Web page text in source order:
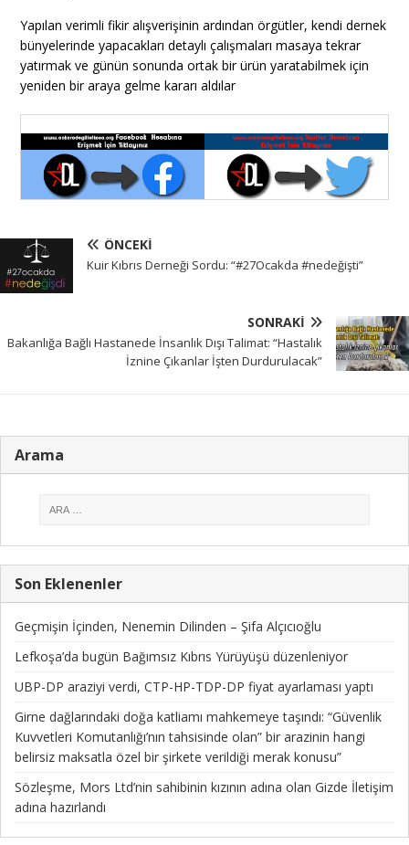
Yapılan verimli fikir alışverişinin ardından örgütler, kendi dernek
bünyelerinde yapacakları detaylı çalışmaları masaya tekrar
yatırmak ve günün sonunda ortak bir ürün yaratabilmek için
yeniden bir araya gelme kararı aldılar
ÖNCEKI
Kuir Kıbrıs Derneği Sordu: “#27Ocakda #nedeğişti”
SONRAKI
Bakanlığa Bağlı Hastanede İnsanlık Dışı Talimat: “Hastalık
İznine Çıkanlar İşten Durdurulacak”
Arama
Son Eklenenler
Geçmişin İçinden, Nenemin Dilinden – Şifa Alçıcıoğlu
Lefkoşa’da bugün Bağımsız Kıbrıs Yürüyüşü düzenleniyor
UBP-DP araziyi verdi, CTP-HP-TDP-DP fiyat ayarlaması yaptı
Girne dağlarındaki doğa katliamı mahkemeye taşındı: “Güvenlik
Kuvvetleri Komutanlığı’nın tahsisinde olan” bir arazinin hangi
belirsiz maksatla özel bir şirkete verildiği merak konusu”
Sözleşme, Mors Ltd’nin sahibinin kızının adına olan Gizde İletişim
adına hazırlandı